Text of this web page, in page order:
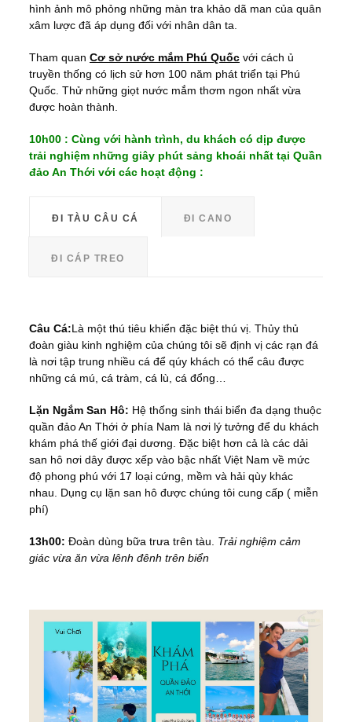
hình ảnh mô phỏng những màn tra khảo dã man của quân
xâm lược đã áp dụng đối với nhân dân ta.
Tham quan Cơ sở nước mắm Phú Quốc với cách ủ
truyền thống có lịch sử hơn 100 năm phát triển tại Phú
Quốc. Thử những giọt nước mắm thơm ngon nhất vừa
được hoàn thành.
10h00 : Cùng với hành trình, du khách có dịp được
trải nghiệm những giây phút sảng khoái nhất tại Quần
đảo An Thới với các hoạt động :
ĐI TÀU CÂU CÁ ĐI CANO
ĐI CÁP TREO
Câu Cá:Là một thú tiêu khiển đặc biệt thú vị. Thủy thủ
đoàn giàu kinh nghiệm của chúng tôi sẽ định vị các rạn đá
là nơi tập trung nhiều cá để qúy khách có thể câu được
những cá mú, cá tràm, cá lù, cá đổng…
Lặn Ngắm San Hô: Hệ thống sinh thái biển đa dạng thuộc
quần đảo An Thới ở phía Nam là nơi lý tưởng để du khách
khám phá thế giới đại dương. Đặc biệt hơn cả là các dải
san hô nơi dây được xếp vào bậc nhất Việt Nam về mức
độ phong phú với 17 loại cứng, mềm và hải qùy khác
nhau. Dụng cụ lặn san hô được chúng tôi cung cấp ( miễn
phí)
13h00: Đoàn dùng bữa trưa trên tàu. Trải nghiệm cảm
giác vừa ăn vừa lênh đênh trên biển